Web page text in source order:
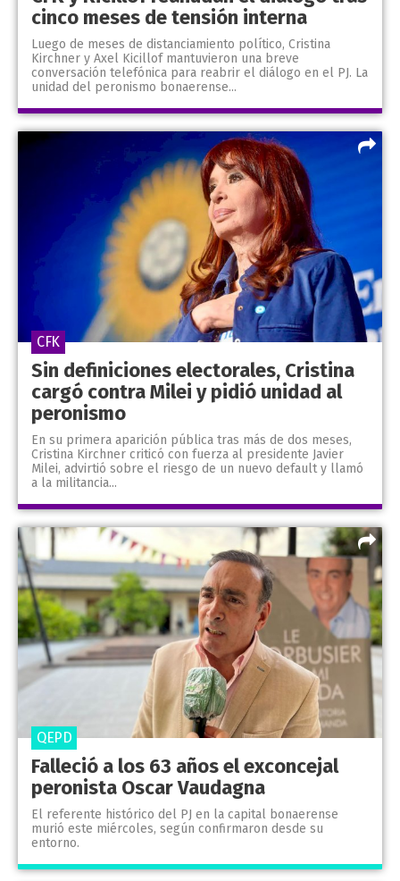
cinco meses de tensión interna
Luego de meses de distanciamiento político, Cristina
Kirchner y Axel Kicillof mantuvieron una breve
conversación telefónica para reabrir el diálogo en el PJ. La
unidad del peronismo bonaerense...
Sin definiciones electorales, Cristina
cargó contra Milei y pidió unidad al
peronismo
En su primera aparición pública tras más de dos meses,
Cristina Kirchner criticó con fuerza al presidente Javier
Milei, advirtió sobre el riesgo de un nuevo default y llamó
a la militancia...
CFK
Falleció a los 63 años el exconcejal
peronista Oscar Vaudagna
El referente histórico del PJ en la capital bonaerense
murió este miércoles, según confirmaron desde su
entorno.
QEPD